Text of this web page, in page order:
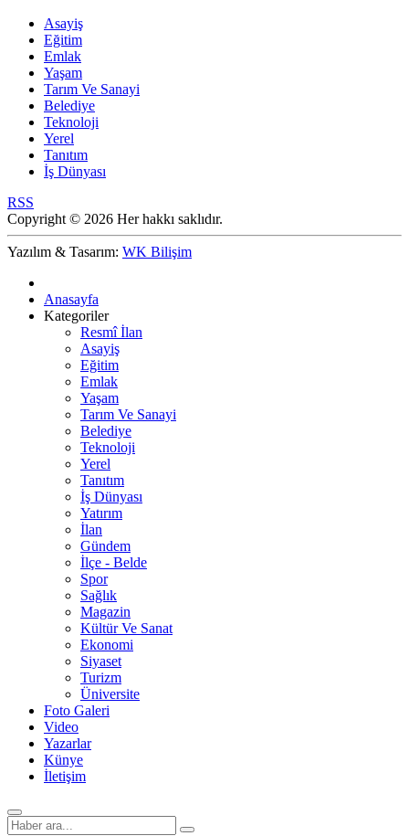
Asayiş
Eğitim
Emlak
Yaşam
Tarım Ve Sanayi
Belediye
Teknoloji
Yerel
Tanıtım
İş Dünyası
RSS
Copyright © 2026 Her hakkı saklıdır.
Yazılım & Tasarım: WK Bilişim
Anasayfa
Kategoriler
Resmî İlan
Asayiş
Eğitim
Emlak
Yaşam
Tarım Ve Sanayi
Belediye
Teknoloji
Yerel
Tanıtım
İş Dünyası
Yatırım
İlan
Gündem
İlçe - Belde
Spor
Sağlık
Magazin
Kültür Ve Sanat
Ekonomi
Siyaset
Turizm
Üniversite
Foto Galeri
Video
Yazarlar
Künye
İletişim